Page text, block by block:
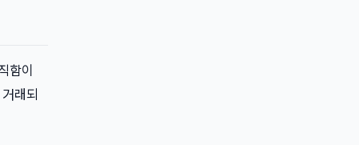
함이
래되